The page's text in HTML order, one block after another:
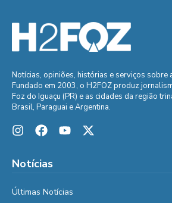
Notícias, opiniões, histórias e serviços sobre
Fundado em 2003, o H2FOZ produz
Foz do Iguaçu (PR) e as cidades da região
Brasil, Paraguai e Argentina.
Notícias
Últimas Notícias